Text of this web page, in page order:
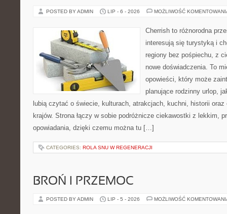
POSTED BY ADMIN LIP - 6 - 2026 MOŻLIWOŚĆ
Cherrish to różnorodna
interesują się turystyką i
regiony bez pośpiechu, z
nowe doświadczenia. To
opowieści, który może
planujące rodzinny urlop,
lubią czytać o świecie, kulturach, atrakcjach, kuchni, historii
krajów. Strona łączy w sobie podróżnicze ciekawostki z lekkim,
opowiadania, dzięki czemu można tu […]
CATEGORIES: ROLA SNU W REGENERACJI
BROŃ I PRZEMOC
POSTED BY ADMIN LIP - 5 - 2026 MOŻLIWOŚĆ